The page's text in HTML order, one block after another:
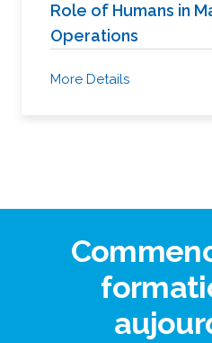
Role of Humans in
Operations
More Details